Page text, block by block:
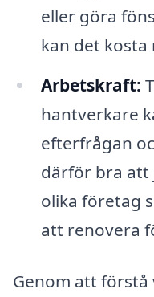
eller göra
kan det kosta
Arbetskraft:
hantverkare
efterfrågan
därför bra att
olika företag
att renovera
Genom att